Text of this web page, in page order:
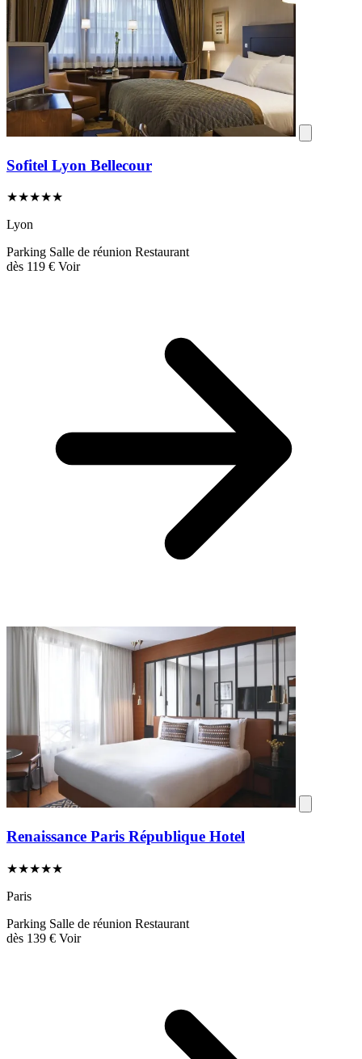
Sofitel Lyon Bellecour
★★★★★
Lyon
Parking Salle de réunion Restaurant
dès 119 € Voir
Renaissance Paris République Hotel
★★★★★
Paris
Parking Salle de réunion Restaurant
dès 139 € Voir